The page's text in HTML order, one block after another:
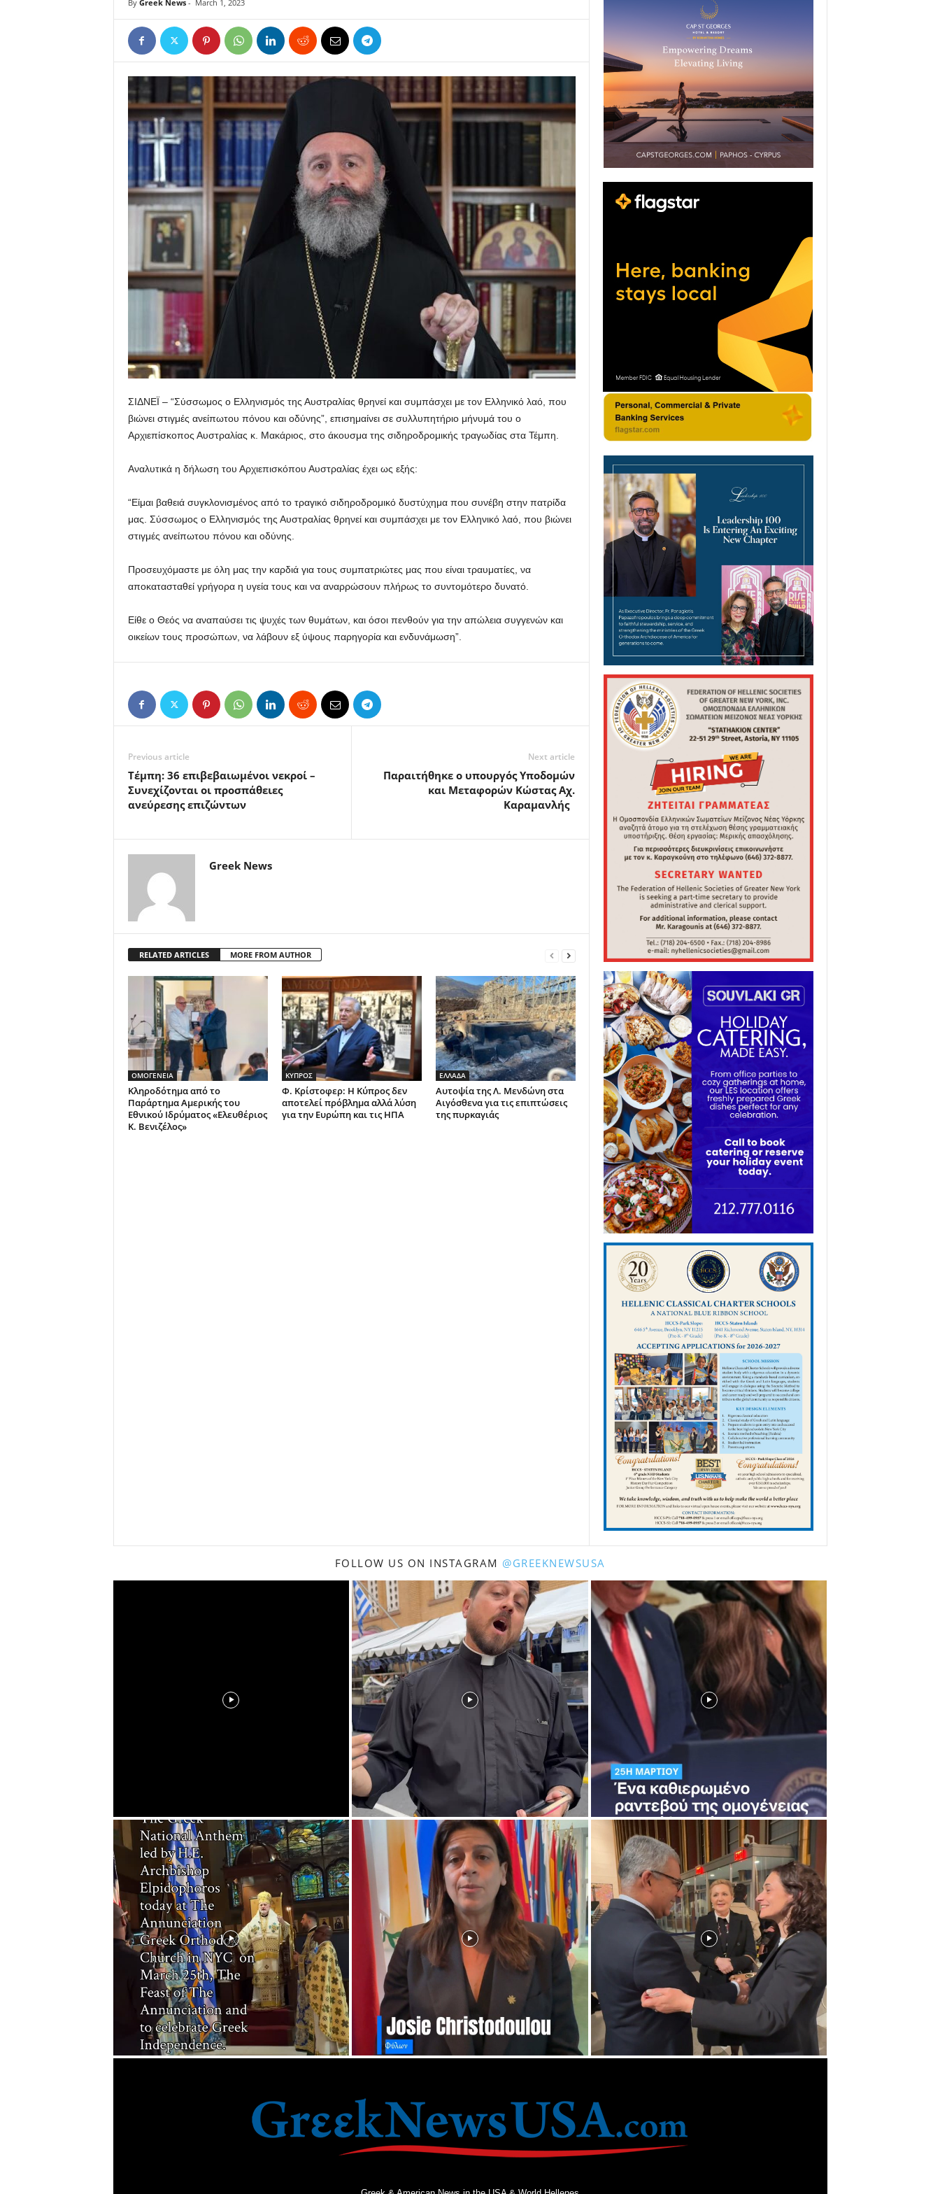
By Greek News- March 1, 2023
ΣΙΔΝΕΪ – “Σύσσωμος ο Ελληνισμός της Αυστραλίας θρηνεί και συμπάσχει με τον Ελληνικό λαό, που
βιώνει στιγμές ανείπωτου πόνου και οδύνης”, επισημαίνει σε συλλυπητήριο μήνυμά του ο
Αρχιεπίσκοπος Αυστραλίας κ. Μακάριος, στο άκουσμα της σιδηροδρομικής τραγωδίας στα Τέμπη.
Αναλυτικά η δήλωση του Αρχιεπισκόπου Αυστραλίας έχει ως εξής:
“Είμαι βαθειά συγκλονισμένος από το τραγικό σιδηροδρομικό δυστύχημα που συνέβη στην πατρίδα
μας. Σύσσωμος ο Ελληνισμός της Αυστραλίας θρηνεί και συμπάσχει με τον Ελληνικό λαό, που βιώνει
στιγμές ανείπωτου πόνου και οδύνης.
Προσευχόμαστε με όλη μας την καρδιά για τους συμπατριώτες μας που είναι τραυματίες, να
αποκατασταθεί γρήγορα η υγεία τους και να αναρρώσουν πλήρως το συντομότερο δυνατό.
Είθε ο Θεός να αναπαύσει τις ψυχές των θυμάτων, και όσοι πενθούν για την απώλεια συγγενών και
οικείων τους προσώπων, να λάβουν εξ ύψους παρηγορία και ενδυνάμωση”.
Previous article
Τέμπη: 36 επιβεβαιωμένοι νεκροί –
Συνεχίζονται οι προσπάθειες
ανεύρεσης επιζώντων
Next article
Παραιτήθηκε ο υπουργός Υποδομών
και Μεταφορών Κώστας Αχ.
Καραμανλής
Greek News
RELATED ARTICLES MORE FROM AUTHOR
ΟΜΟΓΕΝΕΙΑ
Κληροδότημα από το
Παράρτημα Αμερικής του
Εθνικού Ιδρύματος «Ελευθέριος
Κ. Βενιζέλος»
ΚΥΠΡΟΣ
Φ. Κρίστοφερ: Η Κύπρος δεν
αποτελεί πρόβλημα αλλά λύση
για την Ευρώπη και τις ΗΠΑ
ΕΛΛΑΔΑ
Αυτοψία της Λ. Μενδώνη στα
Αιγόσθενα για τις επιπτώσεις
της πυρκαγιάς
FOLLOW US ON INSTAGRAM @GREEKNEWSUSA